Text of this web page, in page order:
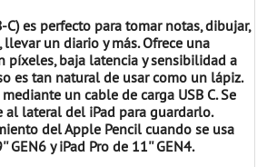
C) es perfecto para tomar notas, dibujar,
un diario y más. Ofrece una
píxeles, baja latencia y sensibilidad a
es tan natural de usar como un lápiz.
un cable de carga USB C. Se
al lateral del iPad para guardarlo.
del Apple Pencil cuando se usa
GEN6 y iPad Pro de 11'' GEN4.